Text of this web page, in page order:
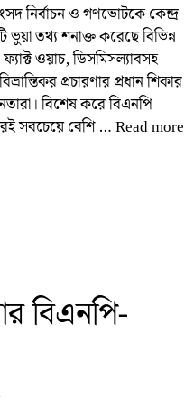
নির্বাচন ও গণভোটকে কেন্দ্র
তথ্য শনাক্ত করেছে বিভিন্ন
ফ্যাক্ট ওয়াচ, ডিসমিসল্যাবসহ
প্রচারণার প্রধান শিকার
বিশেষ করে বিএনপি
সবচেয়ে বেশি …Read more
বিএনপি-